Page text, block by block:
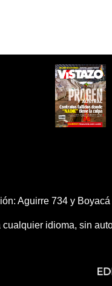
Aguirre 734 y Boyacá
idioma, sin